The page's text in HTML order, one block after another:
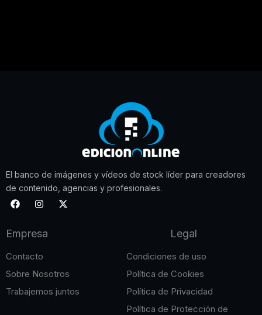
El banco de imágenes y vídeos de stock líder para creadores
de contenido, agencias y profesionales.
F
a
b
o
I
n
a
r
m
X
-
r
Empresa
Contacto
Sobre Nosotros
Trabajemos juntos
Legal
Condiciones de uso
Política de Cookies
Política de Privacidad
Política de Protección de